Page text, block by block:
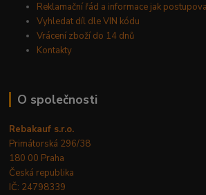
Reklamační řád a informace jak
Vyhledat díl dle VIN kódu
Vrácení zboží do 14 dnů
Kontakty
O společnosti
Rebakauf s.r.o.
Primátorská 296/38
180 00 Praha
Česká republika
IČ: 24798339